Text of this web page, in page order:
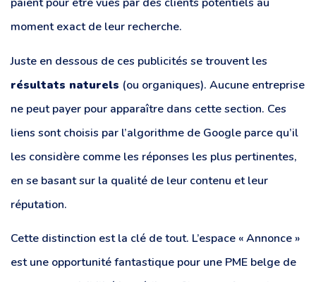
moment exact de leur recherche.
Juste en dessous de ces publicités se trouvent les
résultats naturels (ou organiques). Aucune entreprise
ne peut payer pour apparaître dans cette section. Ces
liens sont choisis par l’algorithme de Google parce qu’il
les considère comme les réponses les plus pertinentes,
en se basant sur la qualité de leur contenu et leur
réputation.
Cette distinction est la clé de tout. L’espace « Annonce »
est une opportunité fantastique pour une PME belge de